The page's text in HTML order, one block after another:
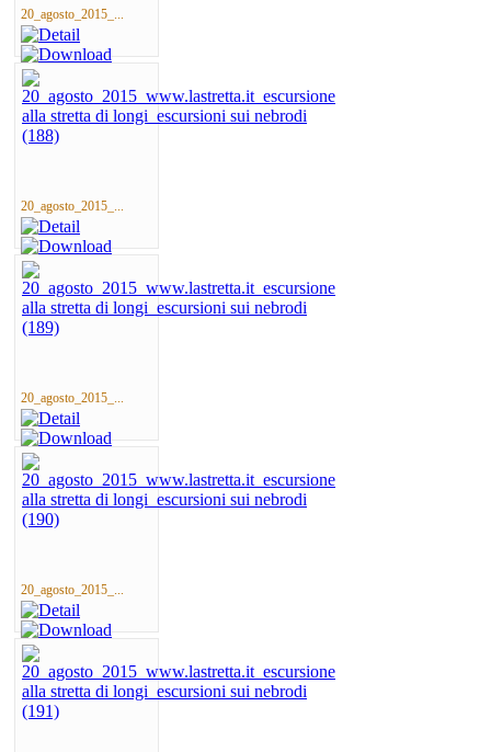
20_agosto_2015_...
20_agosto_2015_...
20_agosto_2015_...
20_agosto_2015_...